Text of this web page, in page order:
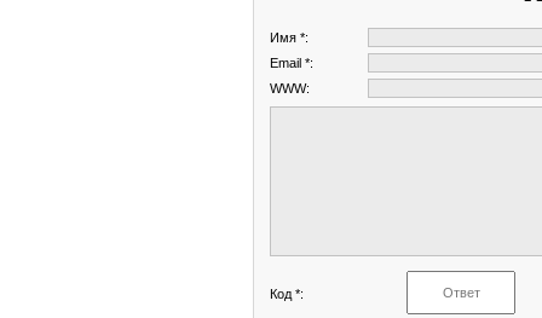
Имя *:
Email *:
WWW:
Код *: